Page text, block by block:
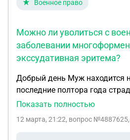
Военное право
Можно ли уволиться с
заболевании
экссудативная эритема?
Добрый день Муж находится на СВО 3.5 года. В
последние полтора года
многоформенная
находится постоянно на
Показать полностью
12 марта, 21:22, вопрос